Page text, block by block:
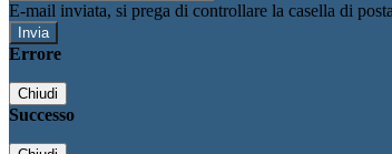
E-mail inviata, si prega di controllare la casella di
Errore
Chiudi
Successo